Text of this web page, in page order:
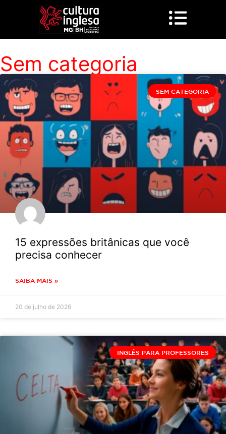
Sem categoria
SEM CATEGORIA
15 expressões britânicas que você
precisa conhecer
SAIBA MAIS »
20 de julho de 2026
INGLÊS PARA PROFESSORES